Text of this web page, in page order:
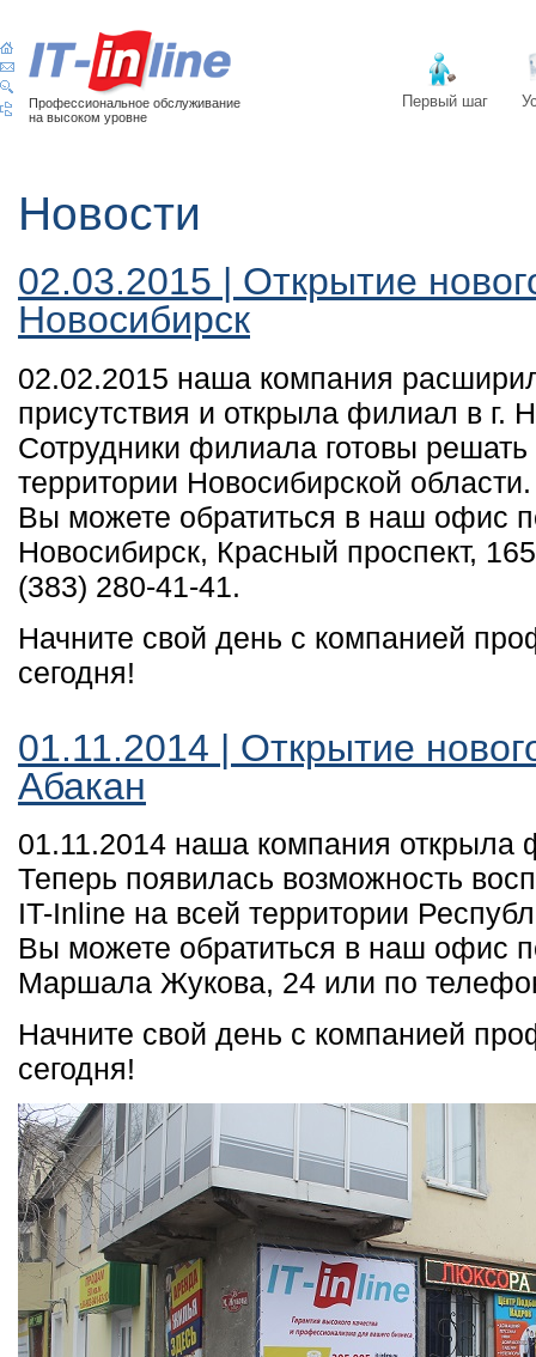
Профессиональное обслуживание
на высоком уровне
Первый шаг
Новости
02.03.2015 | Открытие
Новосибирск
02.02.2015 наша компания
присутствия и открыла филиал в г.
Сотрудники филиала готовы
территории Новосибирской области.
Вы можете обратиться в наш офис
Новосибирск, Красный проспект,
(383) 280-41-41.
Начните свой день с компанией
сегодня!
01.11.2014 | Открытие
Абакан
01.11.2014 наша компания открыла
Теперь появилась возможность
IT-Inline на всей территории
Вы можете обратиться в наш офис
Маршала Жукова, 24 или по
Начните свой день с компанией
сегодня!